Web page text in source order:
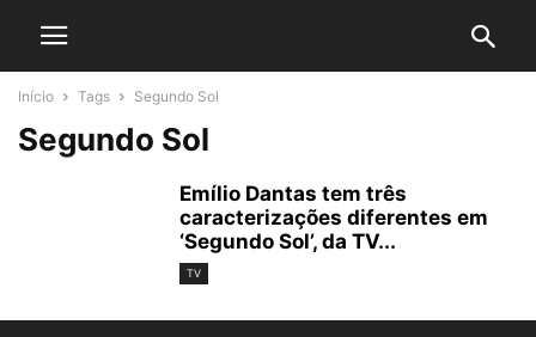
Início Tags Segundo Sol
Segundo Sol
Emílio Dantas tem três
caracterizações diferentes em
‘Segundo Sol’, da TV...
TV